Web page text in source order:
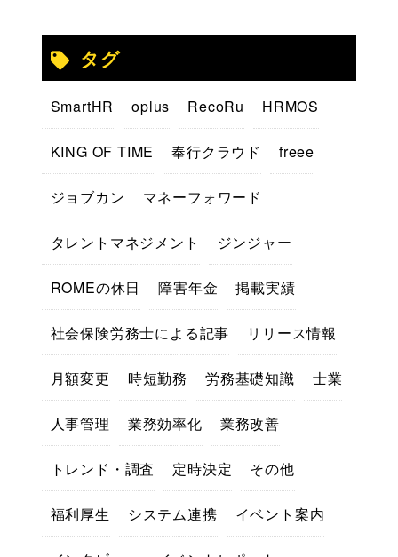
タグ
SmartHR oplus RecoRu HRMOS
KING OF TIME 奉行クラウド freee
ジョブカン マネーフォワード
タレントマネジメント ジンジャー
ROMEの休日 障害年金 掲載実績
社会保険労務士による記事 リリース情報
月額変更 時短勤務 労務基礎知識 士業
人事管理 業務効率化 業務改善
トレンド・調査 定時決定 その他
福利厚生 システム連携 イベント案内